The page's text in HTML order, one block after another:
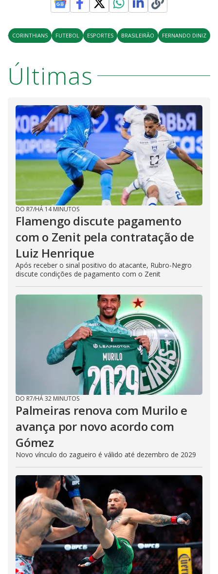
CORINTHIANS FUTEBOL ESPORTES BRASILEIRÃO FERNANDO DINIZ
Últimas
DO R7/HÁ 14 MINUTOS
Flamengo discute pagamento
com o Zenit pela contratação de
Luiz Henrique
Após receber o sinal positivo do atacante, Rubro-Negro
discute condições de pagamento com o Zenit
DO R7/HÁ 32 MINUTOS
Palmeiras renova com Murilo e
avança por novo acordo com
Gómez
Novo vínculo do zagueiro é válido até dezembro de 2029